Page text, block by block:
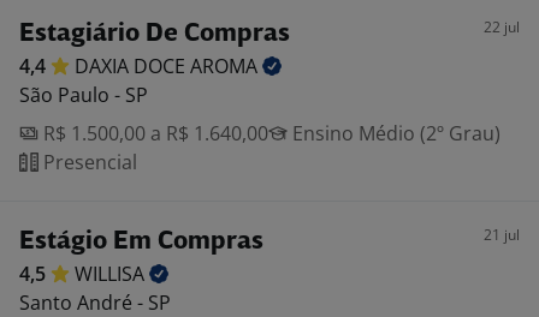
Estagiário De Compras 22 jul
4,4 DAXIA DOCE AROMA
São Paulo - SP
R$ 1.500,00 a R$ 1.640,00
Ensino Médio (2º Grau)
Presencial
Estágio Em Compras 21 jul
4,5
WILLISA
Santo André - SP